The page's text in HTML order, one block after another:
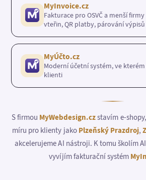
MyInvoice.cz
Fakturace pro OSVČ a menší
vteřin, QR platby, párování výpisů
MyÚčto.cz
Moderní účetní systém, ve
klienti
S firmou MyWebdesign.czstavím e-
míru pro klienty jako Plzeňský Prazdroj,
akcelerujeme AI nástroji. K tomu školím
vyvíjím fakturační systém